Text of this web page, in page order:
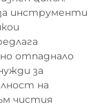
инструменти
отпаднало
за
на
чистия